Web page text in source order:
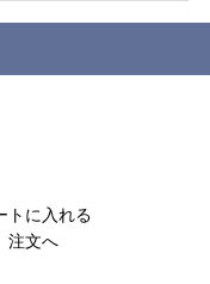
トに入れる
注文へ